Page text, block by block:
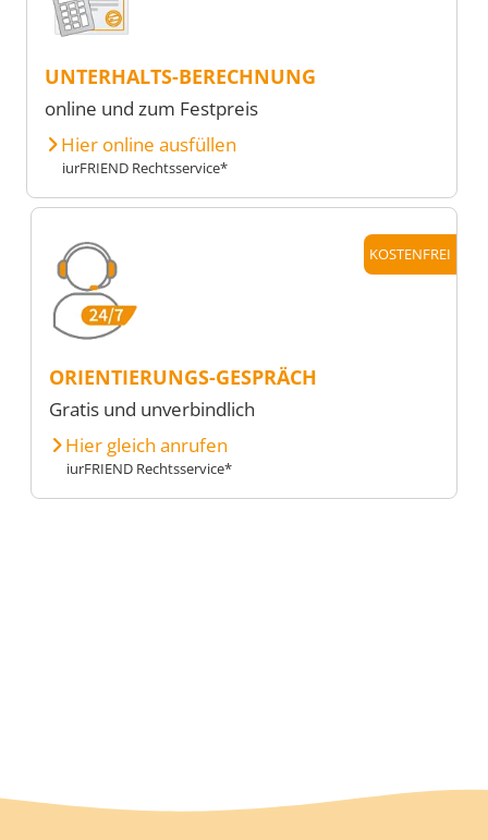
UNTERHALTS-BERECHNUNG
online und zum Festpreis
Hier online ausfüllen
iurFRIEND Rechtsservice*
KOSTENFREI
ORIENTIERUNGS-GESPRÄCH
Gratis und unverbindlich
Hier gleich anrufen
iurFRIEND Rechtsservice*